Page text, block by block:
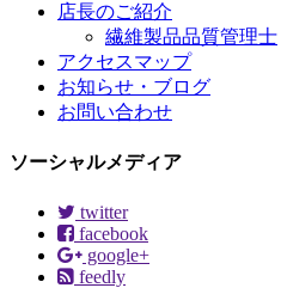
店長のご紹介
繊維製品品質管理士
アクセスマップ
お知らせ・ブログ
お問い合わせ
ソーシャルメディア
twitter
facebook
google+
feedly